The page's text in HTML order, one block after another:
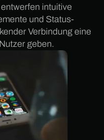
intuitive
und Status-
Verbindung eine
geben.